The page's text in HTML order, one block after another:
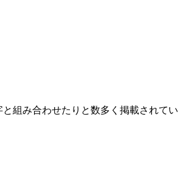
組み合わせたりと数多く掲載されてい